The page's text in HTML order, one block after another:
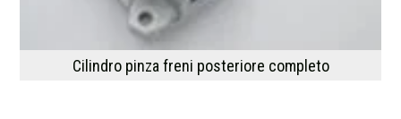
Cilindro pinza freni posteriore completo